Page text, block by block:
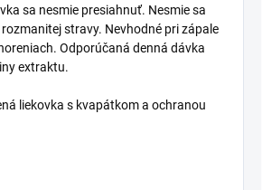
sa nesmie presiahnuť. Nesmie sa
stravy. Nevhodné pri zápale
Odporúčaná denná dávka
extraktu.
liekovka s kvapátkom a ochranou